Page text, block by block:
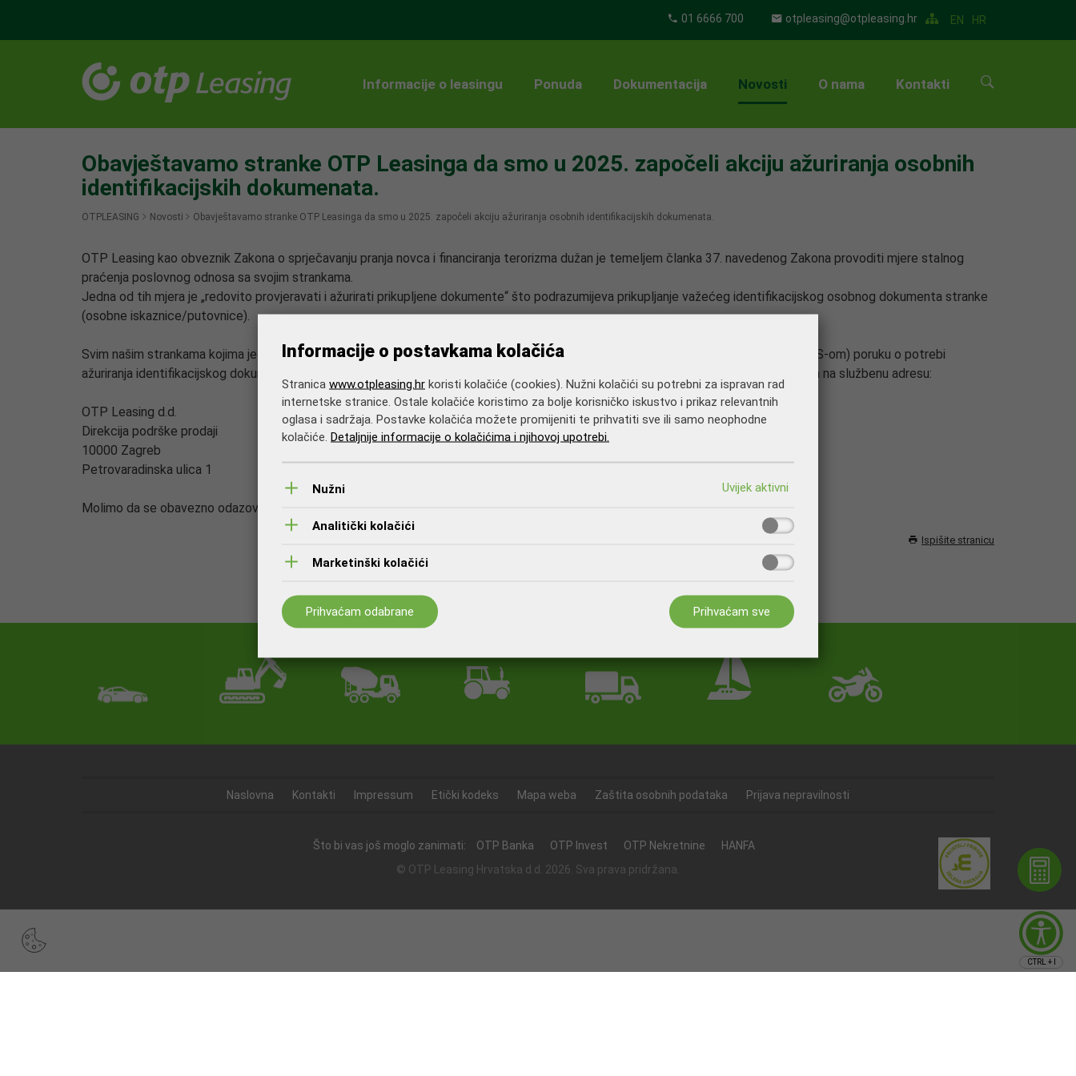
HR
EN
otpleasing@otpleasing.hr
01 6666 700
Informacije o leasingu Ponuda Dokumentacija Novosti O nama Kontakti
Obavještavamo stranke OTP Leasinga da smo u 2025. započeli akciju ažuriranja osobnih
identifikacijskih dokumenata.
OTPLEASING Novosti Obavještavamo stranke OTP Leasinga da smo u 2025. započeli akciju ažuriranja osobnih identifikacijskih dokumenata.
OTP Leasing kao obveznik Zakona o sprječavanju pranja novca i financiranja terorizma dužan je temeljem članka 37. navedenog Zakona provoditi mjere stalnog
praćenja poslovnog odnosa sa svojim strankama.
Jedna od tih mjera je „redovito provjeravati i ažurirati prikupljene dokumente“ što podrazumijeva prikupljanje važećeg identifikacijskog osobnog dokumenta stranke
(osobne iskaznice/putovnice).
Svim našim strankama kojima je istekao identifikacijski dokument kojim OTP Leasing raspolaže uputili smo (poštom, e-mailom ili SMS-om) poruku o potrebi
ažuriranja identifikacijskog dokumenta. Skenirani dokument možete nam dostaviti na e-mail
, a presliku dokumenta na službenu adresu:
OTP Leasing d.d.
Direkcija podrške prodaji
10000 Zagreb
Petrovaradinska ulica 1
Molimo da se obavezno odazovete i dostavite nam traženi identifikacijski dokument.
Ispišite stranicu
Naslovna Kontakti Impressum Etički kodeks Mapa weba Zaštita osobnih podataka Prijava nepravilnosti
Što bi vas još moglo zanimati: OTP Banka OTP Invest OTP Nekretnine
HANFA
© OTP Leasing Hrvatska d.d. 2026. Sva prava pridržana.
Informacije o postavkama kolačića
Stranica www.otpleasing.hr koristi kolačiće (cookies). Nužni kolačići su potrebni za ispravan rad
internetske stranice. Ostale kolačiće koristimo za bolje korisničko iskustvo i prikaz relevantnih
oglasa i sadržaja. Postavke kolačića možete promijeniti te prihvatiti sve ili samo neophodne
kolačiće. Detaljnije informacije o kolačićima i njihovoj upotrebi.
Nužni
Analitički kolačići
Marketinški kolačići
Prihvaćam odabrane Prihvaćam sve
CTRL + I